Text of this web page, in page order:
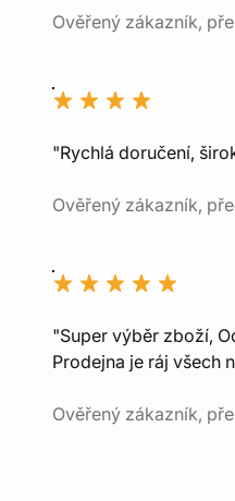
Ověřený zákazník,
"Rychlá doručení,
Ověřený zákazník,
"Super výběr zboží,
Prodejna je ráj všech
Ověřený zákazník,